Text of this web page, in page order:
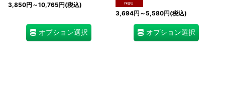
3,850円 ～10,765円(税込)
オプション選択
3,694円 ～5,580円(税込)
オプション選択